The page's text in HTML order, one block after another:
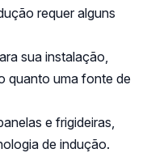
requer alguns
sua instalação,
quanto uma fonte de
e frigideiras,
de indução.